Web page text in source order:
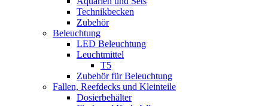
Technikbecken
Zubehör
Beleuchtung
LED Beleuchtung
Leuchtmittel
T5
Zubehör für Beleuchtung
Fallen, Reefdecks und Kleinteile
Dosierbehälter